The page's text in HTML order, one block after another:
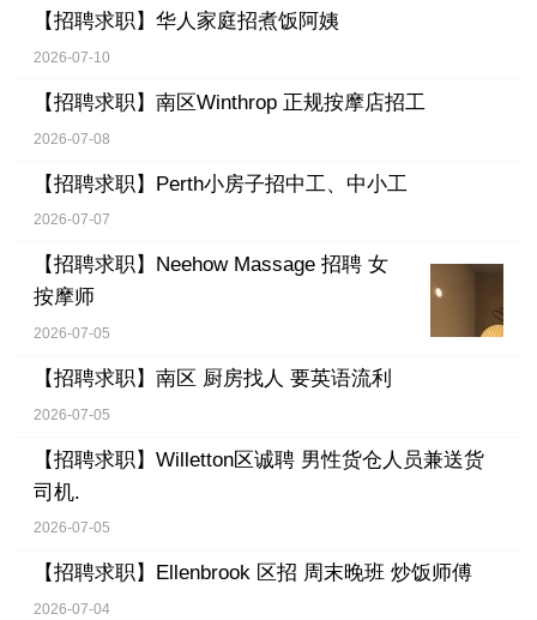
【招聘求职】 华人家庭招煮饭阿姨
2026-07-10
【招聘求职】 南区Winthrop 正规按摩店招工
2026-07-08
【招聘求职】 Perth小房子招中工、中小工
2026-07-07
【招聘求职】
Neehow Massage 招聘 女
按摩师
2026-07-05
【招聘求职】 南区 厨房找人 要英语流利
2026-07-05
【招聘求职】 Willetton区诚聘 男性货仓人员兼送货
司机.
2026-07-05
【招聘求职】 Ellenbrook 区招 周末晚班 炒饭师傅
2026-07-04